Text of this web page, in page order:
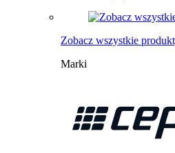
Zobacz wszystkie
Marki